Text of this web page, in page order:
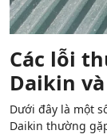
Các lỗi
Daikin
Dưới đây là một
Daikin thường